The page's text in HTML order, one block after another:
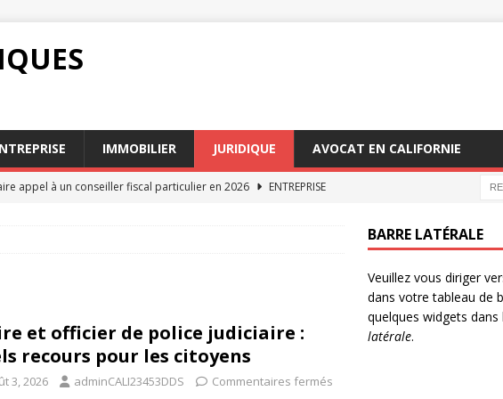
IMMOBILIER JURIDIQUE AVOCAT EN CALIFORNIE
appel à un conseiller fiscal particulier en 2026
ENTREPRISE
: comment se défendre légalement efficacement DROIT
et officier de police judiciaire :
recours pour les citoyens
3, 2026 adminCALI23453DDS Commentaires fermés
BARRE LATÉRALE
Veuillez vous diriger
dans votre tableau de
quelques widgets
latérale.